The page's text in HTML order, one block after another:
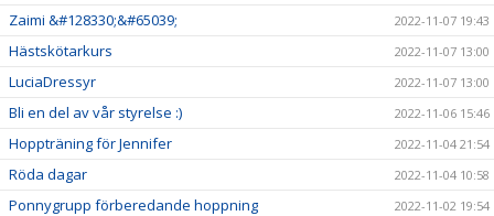
Zaimi &#128330;&#65039; 2022-11-07 19:43
Hästskötarkurs 2022-11-07 13:00
LuciaDressyr 2022-11-07 13:00
Bli en del av vår styrelse :) 2022-11-06 15:46
Hoppträning för Jennifer 2022-11-04 21:54
Röda dagar 2022-11-04 10:58
Ponnygrupp förberedande hoppning 2022-11-02 19:54